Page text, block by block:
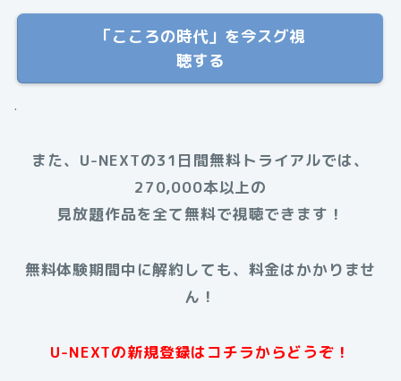
「こころの時代」を今スグ視
聴する
.
また、U-NEXTの31日間無料トライアルでは、
270,000本以上の
見放題作品を全て無料で視聴できます！
無料体験期間中に解約しても、料金はかかりませ
ん！
U-NEXTの新規登録はコチラからどうぞ！